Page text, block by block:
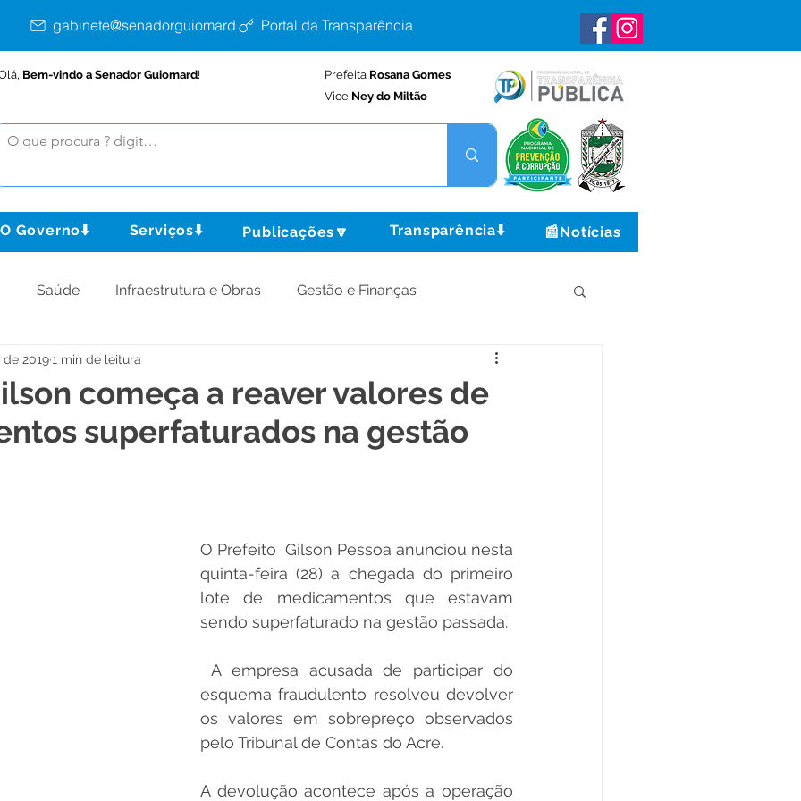
gabinete@senadorguiomard.ac.gov.brPortal da Transparência
Bem-vindo a Senador Guiomard! Prefeita Rosana Gomes
Vice Ney do Miltão
O Governo⬇️ Serviços⬇️ Publicações🔽 Transparência⬇️ 📰Notícias
Saúde Infraestrutura e Obras Gestão e Finanças
Assistência Social Institucional e Governo
e Lazer Nota de Pesar Campanhas Datas Comemorativas
Trânsito e Transporte Defesa Civil ExpoQuinari 2025
começa a reaver valores de
superfaturados na gestão
de 20191 min de leitura
O Prefeito  Gilson Pessoa anunciou nesta
quinta-feira (28) a chegada do primeiro
lote de medicamentos que estavam
sendo superfaturado na gestão passada.
esquema fraudulento resolveu devolver
os valores em sobrepreço observados
pelo Tribunal de Contas do Acre.
A devolução acontece após a operação